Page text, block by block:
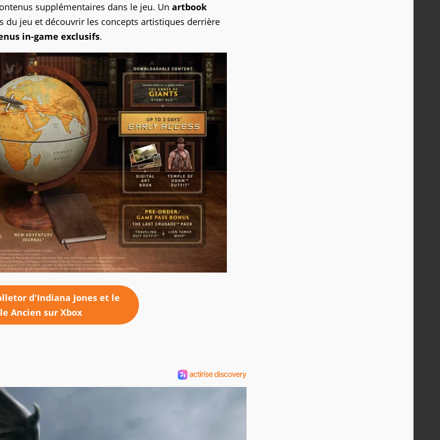
supplémentaires dans le jeu. Un artbook
jeu et découvrir les concepts artistiques derrière
in-game exclusifs.
d'Indiana Jones et le
Ancien sur Xbox